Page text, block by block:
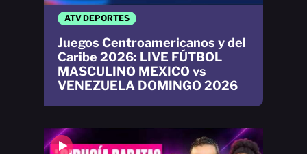
ATV DEPORTES
Juegos Centroamericanos y del
Caribe 2026: LIVE FÚTBOL
MASCULINO MEXICO vs
VENEZUELA DOMINGO 2026